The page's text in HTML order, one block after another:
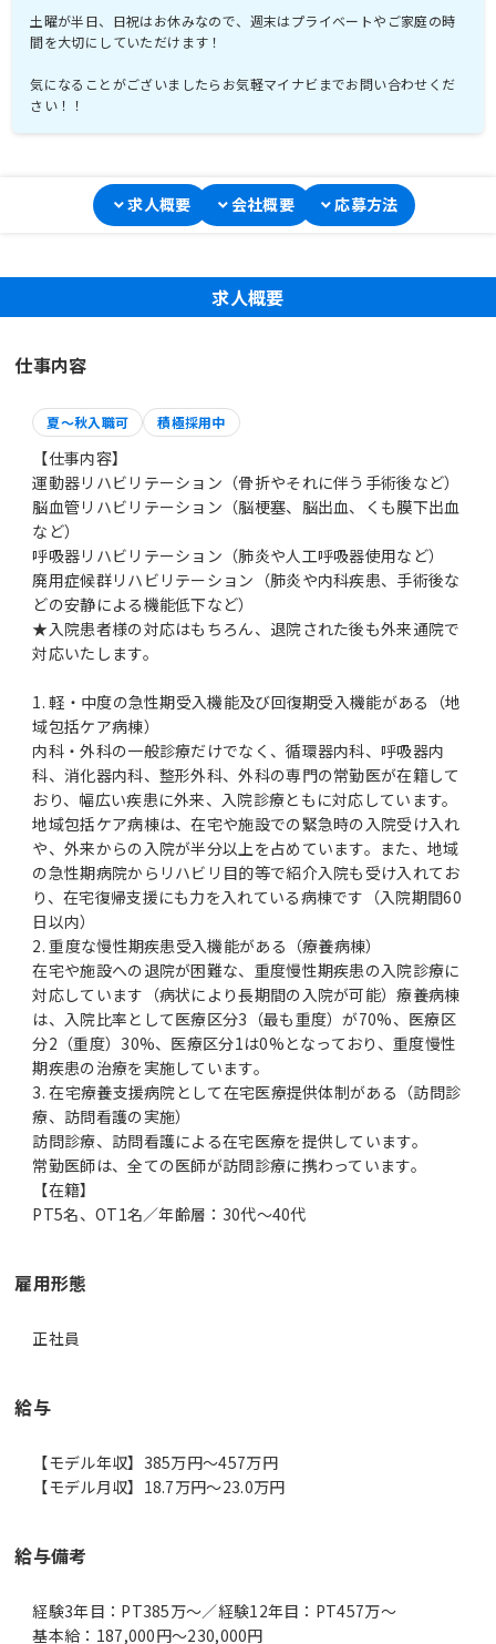
土曜が半日、日祝はお休みなので、週末はプライベートやご家庭の時
間を大切にしていただけます！
気になることがございましたらお気軽マイナビまでお問い合わせくだ
さい！！
求人概要 会社概要 応募方法
求人概要
仕事内容
夏～秋入職可 積極採用中
【仕事内容】
運動器リハビリテーション（骨折やそれに伴う手術後など）
脳血管リハビリテーション（脳梗塞、脳出血、くも膜下出血
など）
呼吸器リハビリテーション（肺炎や人工呼吸器使用など）
廃用症候群リハビリテーション（肺炎や内科疾患、手術後な
どの安静による機能低下など）
★入院患者様の対応はもちろん、退院された後も外来通院で
対応いたします。
1. 軽・中度の急性期受入機能及び回復期受入機能がある（地
域包括ケア病棟）
内科・外科の一般診療だけでなく、循環器内科、呼吸器内
科、消化器内科、整形外科、外科の専門の常勤医が在籍して
おり、幅広い疾患に外来、入院診療ともに対応しています。
地域包括ケア病棟は、在宅や施設での緊急時の入院受け入れ
や、外来からの入院が半分以上を占めています。また、地域
の急性期病院からリハビリ目的等で紹介入院も受け入れてお
り、在宅復帰支援にも力を入れている病棟です（入院期間60
日以内）
2. 重度な慢性期疾患受入機能がある（療養病棟）
在宅や施設への退院が困難な、重度慢性期疾患の入院診療に
対応しています（病状により長期間の入院が可能）療養病棟
は、入院比率として医療区分3（最も重度）が70%、医療区
分2（重度）30%、医療区分1は0%となっており、重度慢性
期疾患の治療を実施しています。
3. 在宅療養支援病院として在宅医療提供体制がある（訪問診
療、訪問看護の実施）
訪問診療、訪問看護による在宅医療を提供しています。
常勤医師は、全ての医師が訪問診療に携わっています。
【在籍】
PT5名、OT1名／年齢層：30代～40代
雇用形態
正社員
給与
【モデル年収】385万円〜457万円
【モデル月収】18.7万円〜23.0万円
給与備考
経験3年目：PT385万～／経験12年目：PT457万～
基本給：187,000円～230,000円